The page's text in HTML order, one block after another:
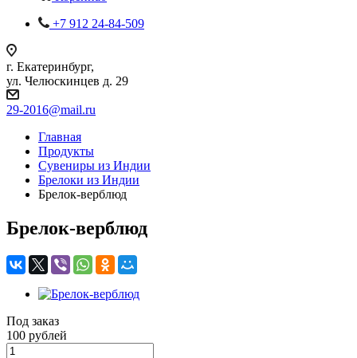
+7 912 24-84-509
г. Екатеринбург,
ул. Челюскинцев д. 29
29-2016@mail.ru
Главная
Продукты
Сувениры из Индии
Брелоки из Индии
Брелок-верблюд
Брелок-верблюд
Под заказ
100 рублей